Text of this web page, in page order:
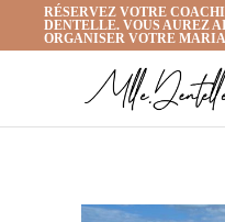
RÉSERVEZ VOTRE
DENTELLE. VOUS AUREZ
ORGANISER VOTRE